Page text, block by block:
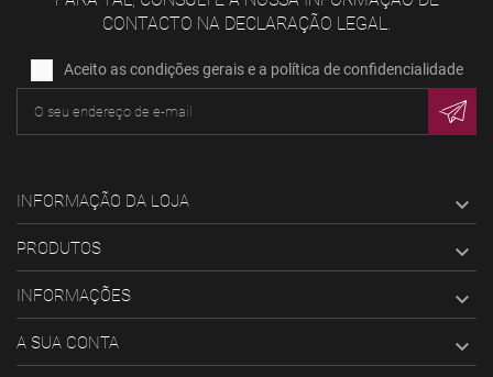
CONTACTO NA DECLARAÇÃO LEGAL.
Aceito as condições gerais e a política de confidencialidade
INFORMAÇÃO DA LOJA 
PRODUTOS 
INFORMAÇÕES 
A SUA CONTA 